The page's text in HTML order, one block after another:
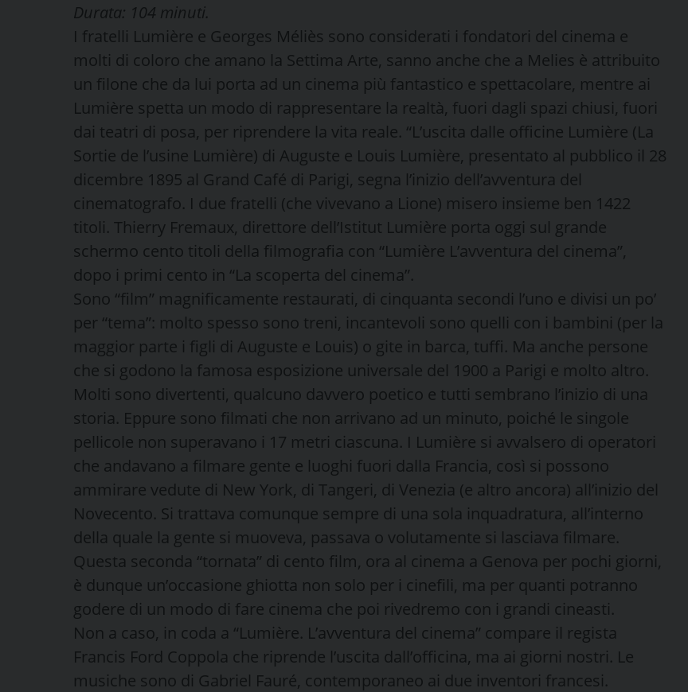
Durata: 104 minuti.
I fratelli Lumière e Georges Méliès sono considerati i fondatori del cinema e
molti di coloro che amano la Settima Arte, sanno anche che a Melies è attribuito
un filone che da lui porta ad un cinema più fantastico e spettacolare, mentre ai
Lumière spetta un modo di rappresentare la realtà, fuori dagli spazi chiusi, fuori
dai teatri di posa, per riprendere la vita reale. “L’uscita dalle officine Lumière (La
Sortie de l’usine Lumière) di Auguste e Louis Lumière, presentato al pubblico il 28
dicembre 1895 al Grand Café di Parigi, segna l’inizio dell’avventura del
cinematografo. I due fratelli (che vivevano a Lione) misero insieme ben 1422
titoli. Thierry Fremaux, direttore dell’Istitut Lumière porta oggi sul grande
schermo cento titoli della filmografia con “Lumière L’avventura del cinema”,
dopo i primi cento in “La scoperta del cinema”.
Sono “film” magnificamente restaurati, di cinquanta secondi l’uno e divisi un po’
per “tema”: molto spesso sono treni, incantevoli sono quelli con i bambini (per la
maggior parte i figli di Auguste e Louis) o gite in barca, tuffi. Ma anche persone
che si godono la famosa esposizione universale del 1900 a Parigi e molto altro.
Molti sono divertenti, qualcuno davvero poetico e tutti sembrano l’inizio di una
storia. Eppure sono filmati che non arrivano ad un minuto, poiché le singole
pellicole non superavano i 17 metri ciascuna. I Lumière si avvalsero di operatori
che andavano a filmare gente e luoghi fuori dalla Francia, così si possono
ammirare vedute di New York, di Tangeri, di Venezia (e altro ancora) all’inizio del
Novecento. Si trattava comunque sempre di una sola inquadratura, all’interno
della quale la gente si muoveva, passava o volutamente si lasciava filmare.
Questa seconda “tornata” di cento film, ora al cinema a Genova per pochi giorni,
è dunque un’occasione ghiotta non solo per i cinefili, ma per quanti potranno
godere di un modo di fare cinema che poi rivedremo con i grandi cineasti.
Non a caso, in coda a “Lumière. L’avventura del cinema” compare il regista
Francis Ford Coppola che riprende l’uscita dall’officina, ma ai giorni nostri. Le
musiche sono di Gabriel Fauré, contemporaneo ai due inventori francesi.